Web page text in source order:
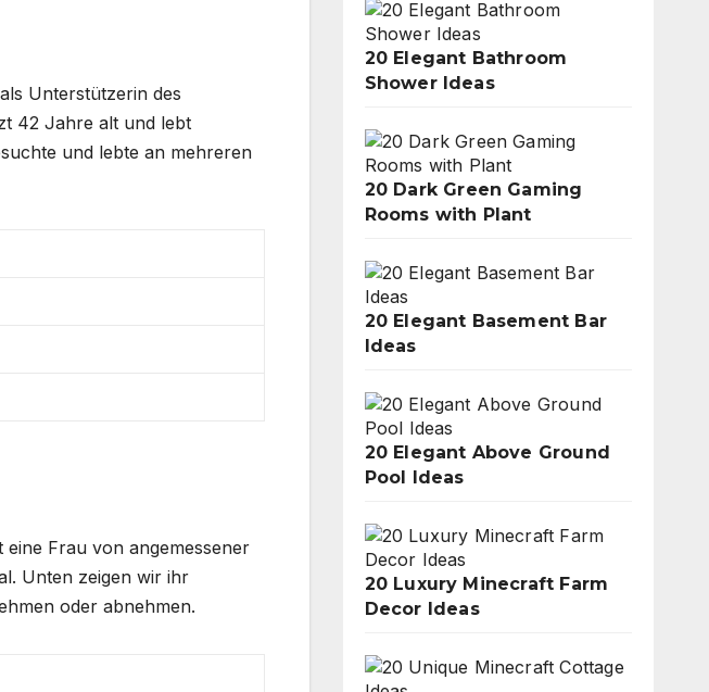
Unterstützerin des
42 Jahre alt und lebt
und lebte an mehreren
Frau von angemessener
Unten zeigen wir ihr
oder abnehmen.
20 Elegant Bathroom
Shower Ideas
20 Dark Green Gaming
Rooms with Plant
20 Elegant Basement Bar
Ideas
20 Elegant Above Ground
Pool Ideas
20 Luxury Minecraft Farm
Decor Ideas